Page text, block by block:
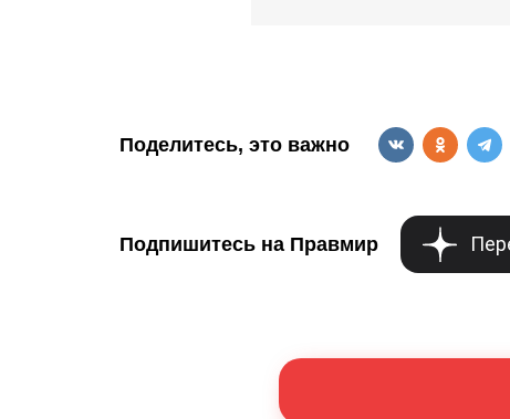
Поделитесь, это важно
Подпишитесь на Правмир